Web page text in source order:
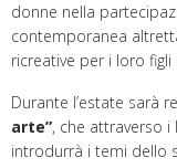
donne nella
contemporanea
ricreative per i loro figli
Durante l’estate sarà
arte”, che attraverso i
introdurrà i temi dello